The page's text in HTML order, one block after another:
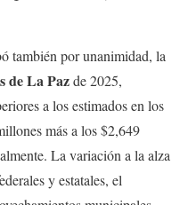
también por unanimidad, la
de La Pazde 2025,
a los estimados en los
más a los $2,649
La variación a la alza
y estatales, el